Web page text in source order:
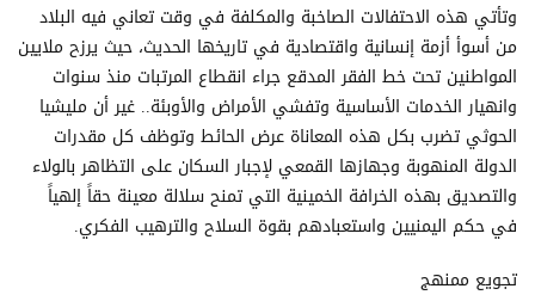
وتأتي هذه الاحتفالات الصاخبة والمكلفة في وقت تعاني فيه البلاد
من أسوأ أزمة إنسانية واقتصادية في تاريخها الحديث، حيث يرزح ملايين
المواطنين تحت خط الفقر المدقع جراء انقطاع المرتبات منذ سنوات
وانهيار الخدمات الأساسية وتفشي الأمراض والأوبئة.. غير أن مليشيا
الحوثي تضرب بكل هذه المعاناة عرض الحائط وتوظف كل مقدرات
الدولة المنهوبة وجهازها القمعي لإجبار السكان على التظاهر بالولاء
والتصديق بهذه الخرافة الخمينية التي تمنح سلالة معينة حقاً إلهياً
في حكم اليمنيين واستعبادهم بقوة السلاح والترهيب الفكري.
تجويع ممنهج